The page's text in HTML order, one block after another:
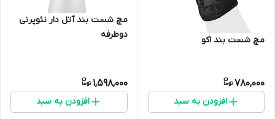
مچ شست بند اکو
780,000
افزودن به سبد
مچ شست بند آتل دار نئوپرنی
دوطرفه
1,598,000
افزودن به سبد